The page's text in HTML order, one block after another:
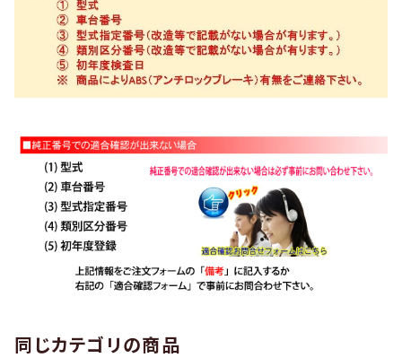
同じカテゴリの商品